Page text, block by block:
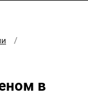
в